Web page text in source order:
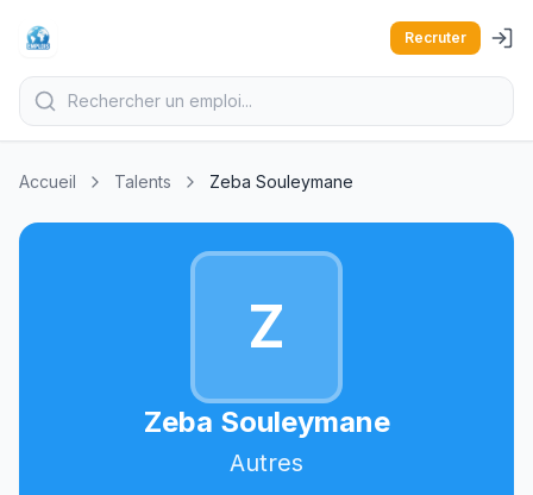
Recruter
Accueil Talents Zeba Souleymane
Z
Zeba Souleymane
Autres